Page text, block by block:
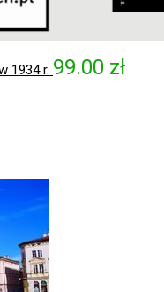
1934 r. 99.00 zł